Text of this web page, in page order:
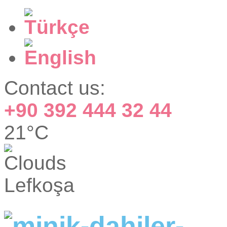
Contact us:
+90 392 444 32 44
21°C
Lefkoşa